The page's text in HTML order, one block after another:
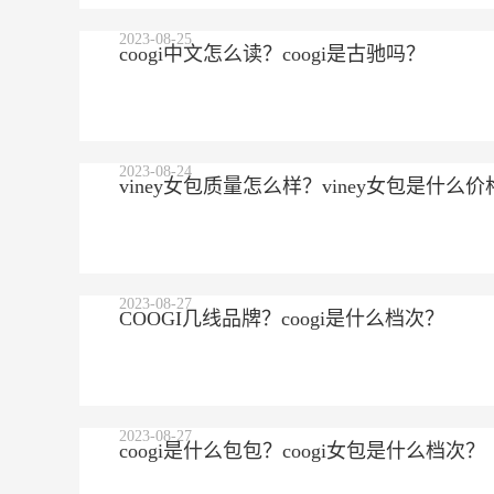
coogi中文怎么读？coogi是古驰吗？
2023-08-25
viney女包质量怎么样？viney女包是什么价
2023-08-24
COOGI几线品牌？coogi是什么档次？
2023-08-27
coogi是什么包包？coogi女包是什么档次？
2023-08-27